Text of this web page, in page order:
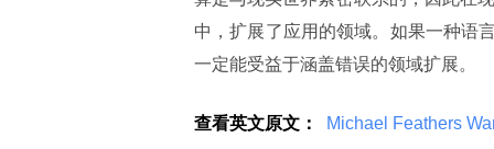
中，扩展了应用的领域。如果一种语
一定能受益于涵盖错误的领域扩展。
查看英文原文： Michael Feathers